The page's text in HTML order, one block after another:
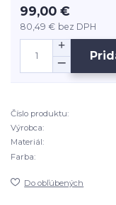
99,00 €
80,49 € bez DPH
Číslo produktu:
Výrobca:
Materiál:
Farba:
Do obľúbených